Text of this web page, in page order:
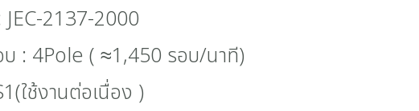
2137-2000
บ : 4Pole ( ≈1,450 รอบ/นาที)
ใช้งานต่อเนื่อง )